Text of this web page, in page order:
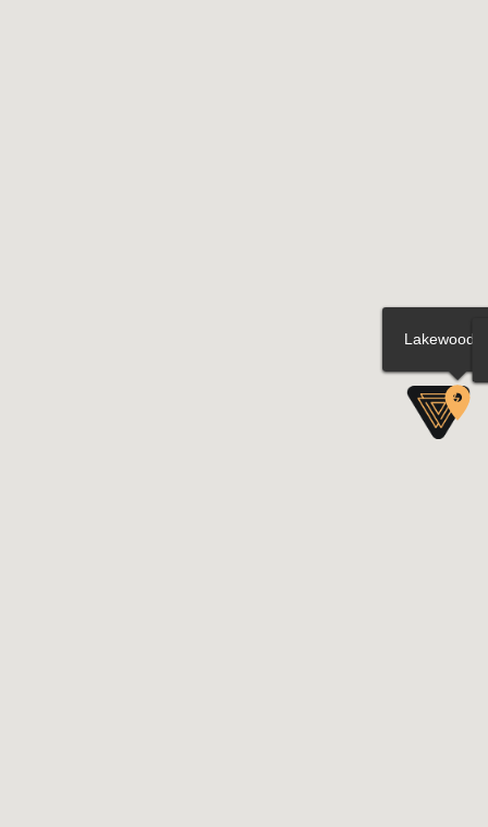
Lakewood